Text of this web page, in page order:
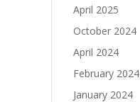
April 2025
October 2024
April 2024
February 2024
January 2024